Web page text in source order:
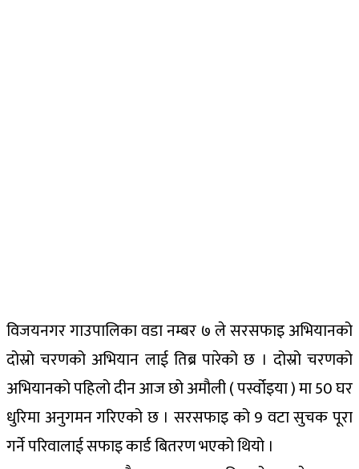
विजयनगर गाउपालिका वडा नम्बर ७ ले सरसफाइ अभियानको
दोस्रो चरणको अभियान लाई तिब्र पारेको छ । दोस्रो चरणको
अभियानको पहिलो दीन आज छो अमौली ( पर्स्वोइया ) मा 50 घर
धुरिमा अनुगमन गरिएको छ । सरसफाइ को 9 वटा सुचक पूरा
गर्ने परिवालाई सफाइ कार्ड बितरण भएको थियो ।